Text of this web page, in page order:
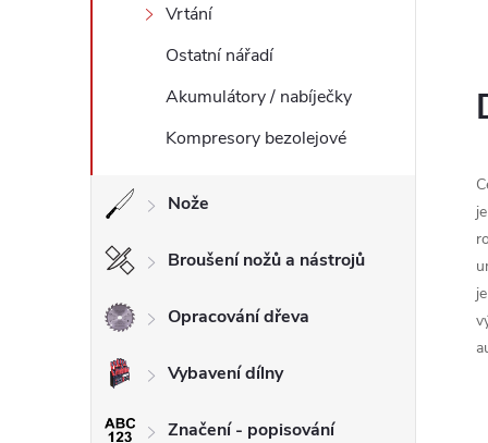
Vrtání
Ostatní nářadí
Akumulátory / nabíječky
Kompresory bezolejové
Nože
Broušení nožů a nástrojů
Opracování dřeva
Vybavení dílny
Značení - popisování